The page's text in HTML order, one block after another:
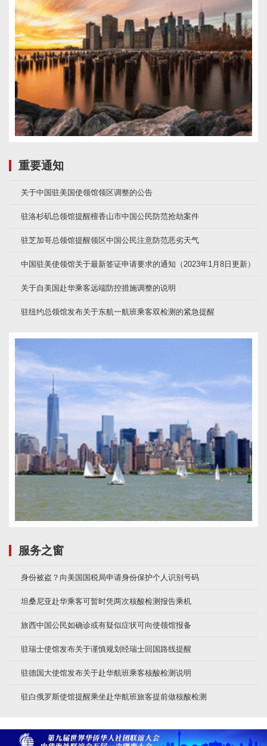
重要通知
关于中国驻美国使领馆领区调整的公告
驻洛杉矶总领馆提醒檀香山市中国公民防范抢劫案件
驻芝加哥总领馆提醒领区中国公民注意防范恶劣天气
中国驻美使领馆关于最新签证申请要求的通知（2023年1月8日更新）
关于自美国赴华乘客远端防控措施调整的说明
驻纽约总领馆发布关于东航一航班乘客双检测的紧急提醒
服务之窗
身份被盗？向美国国税局申请身份保护个人识别号码
坦桑尼亚赴华乘客可暂时凭两次核酸检测报告乘机
旅西中国公民如确诊或有疑似症状可向使领馆报备
驻瑞士使馆发布关于谨慎规划经瑞士回国路线提醒
驻德国大使馆发布关于赴华航班乘客核酸检测说明
驻白俄罗斯使馆提醒乘坐赴华航班旅客提前做核酸检测